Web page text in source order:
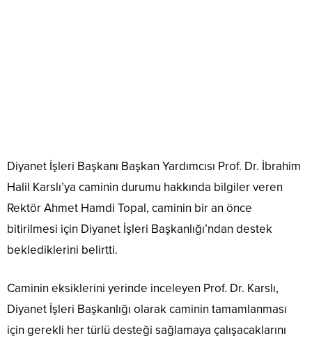
Diyanet İşleri Başkanı Başkan Yardımcısı Prof. Dr. İbrahim
Halil Karslı’ya caminin durumu hakkında bilgiler veren
Rektör Ahmet Hamdi Topal, caminin bir an önce
bitirilmesi için Diyanet İşleri Başkanlığı’ndan destek
beklediklerini belirtti.
Caminin eksiklerini yerinde inceleyen Prof. Dr. Karslı,
Diyanet İşleri Başkanlığı olarak caminin tamamlanması
için gerekli her türlü desteği sağlamaya çalışacaklarını